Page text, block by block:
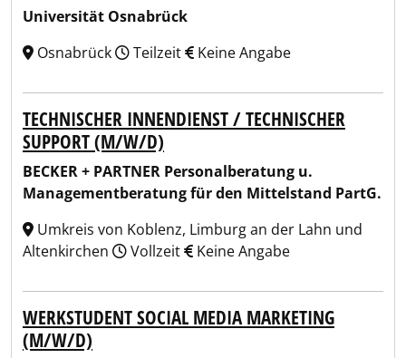
Universität Osnabrück
Osnabrück
Teilzeit Keine Angabe
TECHNISCHER INNENDIENST / TECHNISCHER
SUPPORT (M/W/D)
BECKER + PARTNER Personalberatung u.
Managementberatung für den Mittelstand PartG.
Umkreis von Koblenz, Limburg an der Lahn und
Altenkirchen
Vollzeit Keine Angabe
WERKSTUDENT SOCIAL MEDIA MARKETING
(M/W/D)